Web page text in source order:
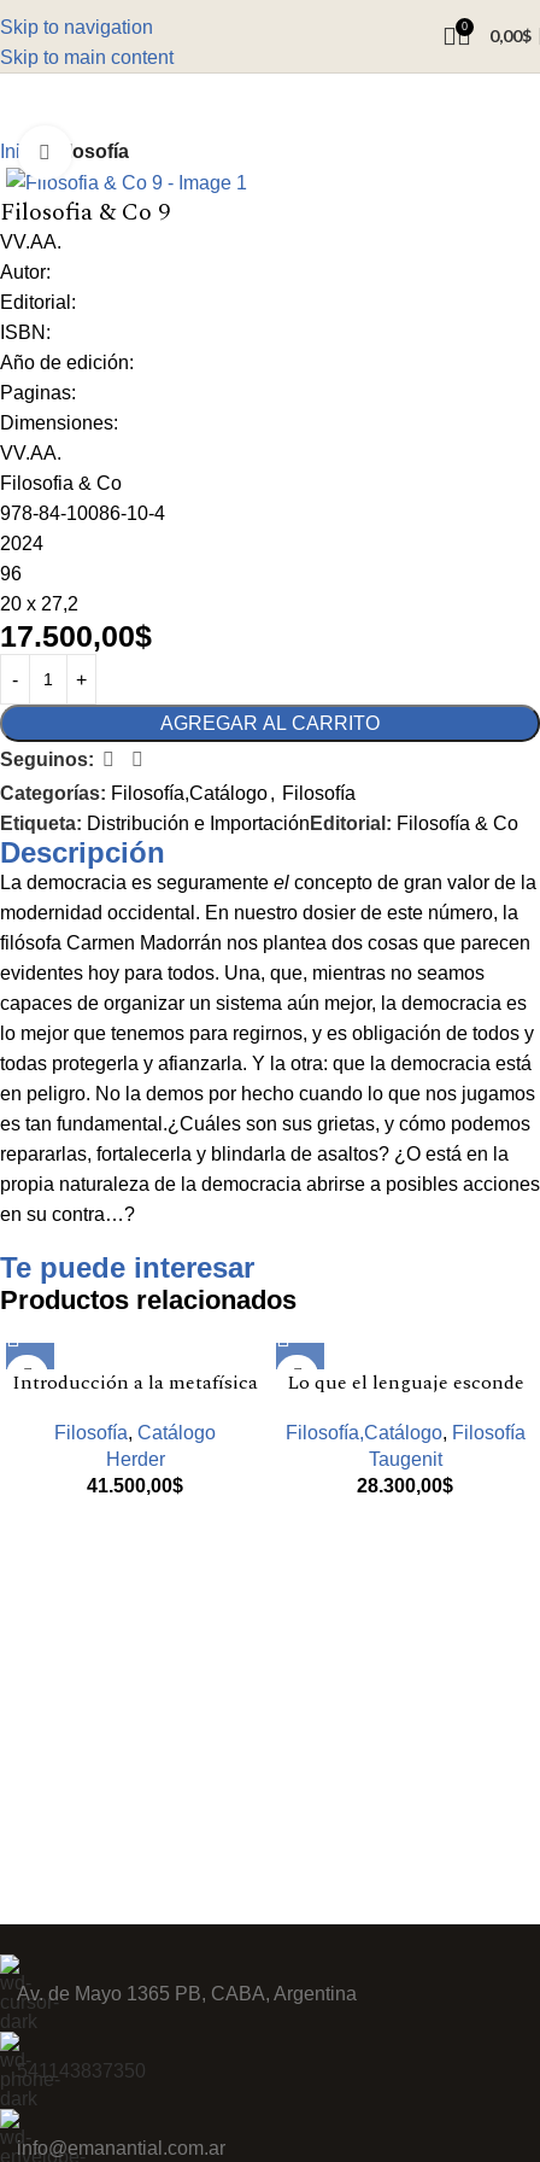
Skip to navigation
Skip to main content
0 0,00$
Inicio Filosofía
Click to enlarge
Filosofia & Co 9
VV.AA.
Autor:
Editorial:
ISBN:
Año de edición:
Paginas:
Dimensiones:
VV.AA.
Filosofia & Co
978-84-10086-10-4
2024
96
20 x 27,2
17.500,00$
AGREGAR AL CARRITO
Seguinos:
Categorías: Filosofía,Catálogo, Filosofía
Etiqueta: Distribución e Importación Editorial: Filosofía & Co
Descripción
La democracia es seguramente el concepto de gran valor de la
modernidad occidental. En nuestro dosier de este número, la
filósofa Carmen Madorrán nos plantea dos cosas que parecen
evidentes hoy para todos. Una, que, mientras no seamos
capaces de organizar un sistema aún mejor, la democracia es
lo mejor que tenemos para regirnos, y es obligación de todos y
todas protegerla y afianzarla. Y la otra: que la democracia está
en peligro. No la demos por hecho cuando lo que nos jugamos
es tan fundamental.¿Cuáles son sus grietas, y cómo podemos
repararlas, fortalecerla y blindarla de asaltos? ¿O está en la
propia naturaleza de la democracia abrirse a posibles acciones
en su contra…?
Te puede interesar
Productos relacionados
Introducción a la metafísica
Filosofía, Catálogo
Herder
41.500,00$
Lo que el lenguaje esconde
Filosofía,Catálogo, Filosofía
Taugenit
28.300,00$
Av. de Mayo 1365 PB, CABA, Argentina
541143837350
info@emanantial.com.ar